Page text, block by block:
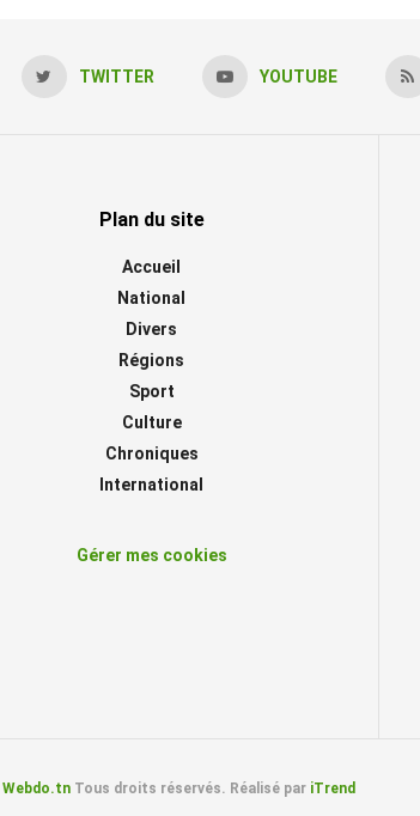
TWITTER YOUTUBE
Plan du site
Accueil
National
Divers
Régions
Sport
Culture
Chroniques
International
Gérer mes cookies
Webdo.tnTous droits réservés. Réalisé par iTrend